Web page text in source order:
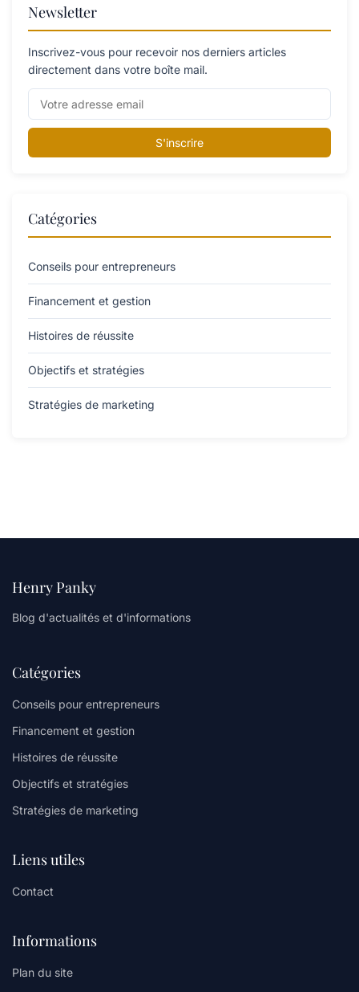
Newsletter
Inscrivez-vous pour recevoir nos derniers articles
directement dans votre boîte mail.
S'inscrire
Catégories
Conseils pour entrepreneurs
Financement et gestion
Histoires de réussite
Objectifs et stratégies
Stratégies de marketing
Henry Panky
Blog d'actualités et d'informations
Catégories
Conseils pour entrepreneurs
Financement et gestion
Histoires de réussite
Objectifs et stratégies
Stratégies de marketing
Liens utiles
Contact
Informations
Plan du site